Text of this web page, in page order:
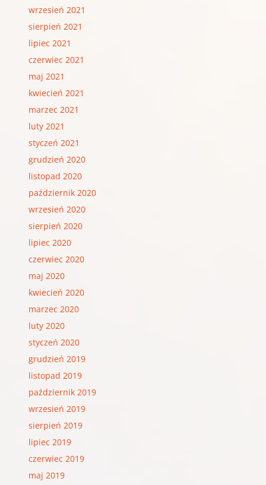
wrzesień 2021
sierpień 2021
lipiec 2021
czerwiec 2021
maj 2021
kwiecień 2021
marzec 2021
luty 2021
styczeń 2021
grudzień 2020
listopad 2020
październik 2020
wrzesień 2020
sierpień 2020
lipiec 2020
czerwiec 2020
maj 2020
kwiecień 2020
marzec 2020
luty 2020
styczeń 2020
grudzień 2019
listopad 2019
październik 2019
wrzesień 2019
sierpień 2019
lipiec 2019
czerwiec 2019
maj 2019